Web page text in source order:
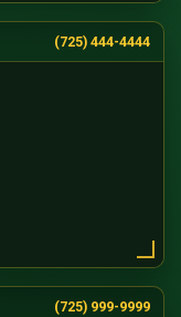
(725) 444-4444
(725) 999-9999